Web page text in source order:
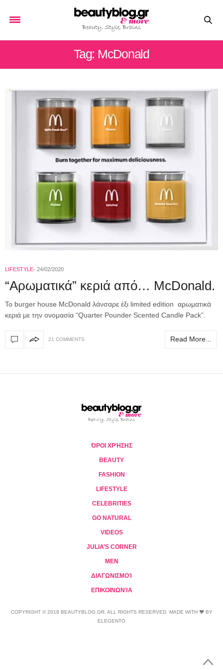
Tag: McDonald
LIFESTYLE 24/02/2020
“Αρωματικά” κεριά από… McDonald.
Το burger house McDonald λάνσαρε έξι limited edition αρωματικά
κεριά με την ονομασία “Quarter Pounder Scented Candle Pack”.
21 COMMENTS Read More...
ΌΡΟΙ ΧΡΉΣΗΣ
BEAUTY
FASHION
LIFESTYLE
CELEBRITIES
GO NATURAL
VIDEOS
JULIA’S CORNER
MEN
ΔΙΑΓΩΝΙΣΜΟΊ
ΕΠΙΚΟΙΝΩΝΊΑ
COPYRIGHT © 2018 BEAUTYBLOG.GR. ALL RIGHTS RESERVED. MADE WITH ❤ BY
ELEGENTO